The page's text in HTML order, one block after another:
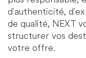
d'authenticité,
de qualité, NEXT
structurer vos
votre offre.